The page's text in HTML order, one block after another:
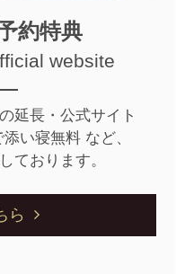
約特典
website
延長・公式サイト
い寝無料 など、
ております。
ら